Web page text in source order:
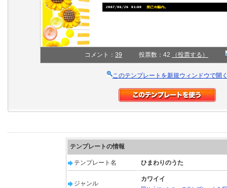
コメント： 39 投票数：42 （投票する）
このテンプレートを新規ウィンドウで開
テンプレートの情報
テンプレート名 ひまわりのうた
ジャンル
カワイイ